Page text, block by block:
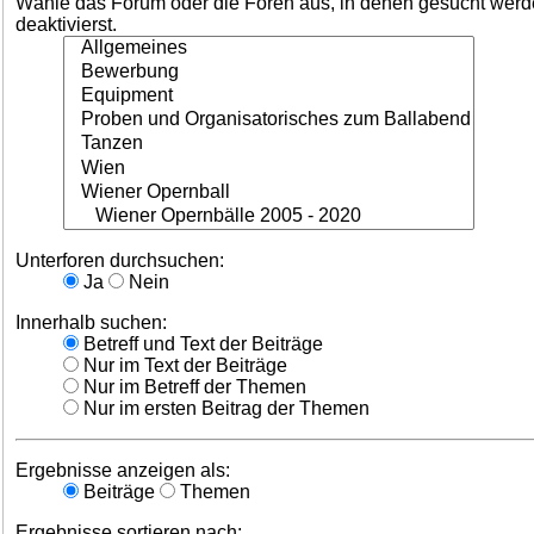
deaktivierst.
Unterforen durchsuchen:
Ja
Nein
Innerhalb suchen:
Betreff und Text der Beiträge
Nur im Text der Beiträge
Nur im Betreff der Themen
Nur im ersten Beitrag der Themen
Ergebnisse anzeigen als:
Beiträge
Themen